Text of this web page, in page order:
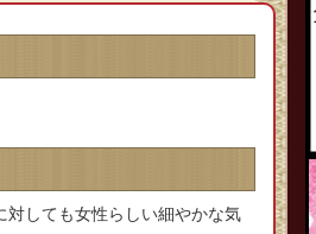
しても女性らしい細やかな気